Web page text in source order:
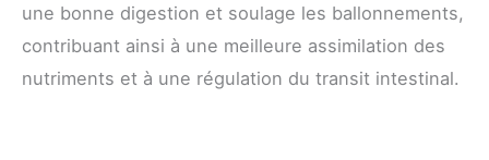
une bonne digestion et soulage les ballonnements,
contribuant ainsi à une meilleure assimilation des
nutriments et à une régulation du transit intestinal.